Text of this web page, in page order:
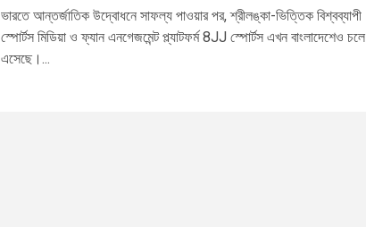
ভারতে আন্তর্জাতিক উদ্বোধনে সাফল্য পাওয়ার পর, শ্রীলঙ্কা-ভিত্তিক বিশ্বব্যাপী
স্পোর্টস মিডিয়া ও ফ্যান এনগেজমেন্ট প্ল্যাটফর্ম 8JJ স্পোর্টস এখন বাংলাদেশেও চলে
এসেছে।...